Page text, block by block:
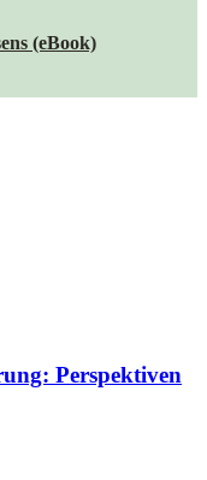
(eBook)
Perspektiven